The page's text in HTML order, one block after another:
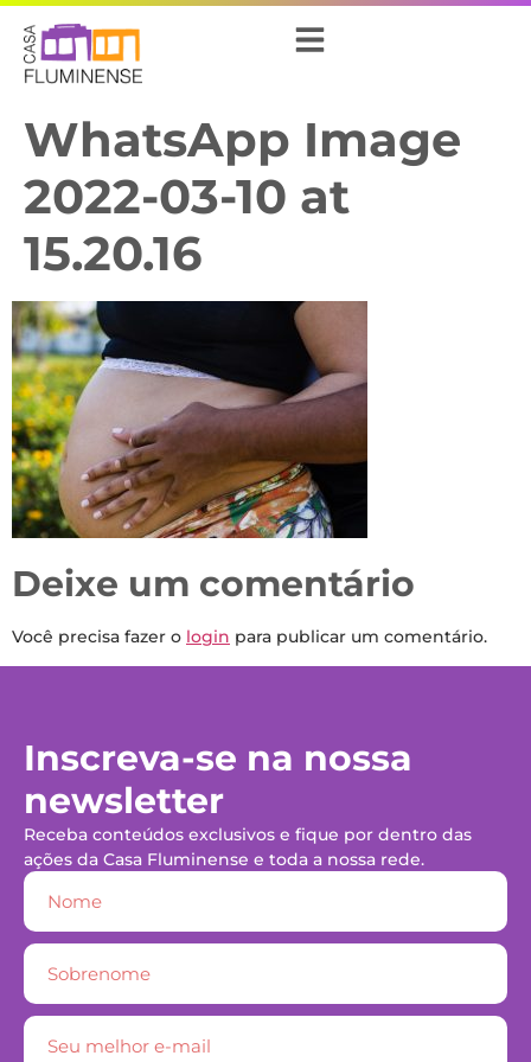
WhatsApp Image
2022-03-10 at
15.20.16
Deixe um comentário
Você precisa fazer o login para publicar um comentário.
Inscreva-se na nossa
newsletter
Receba conteúdos exclusivos e fique por dentro das
ações da Casa Fluminense e toda a nossa rede.